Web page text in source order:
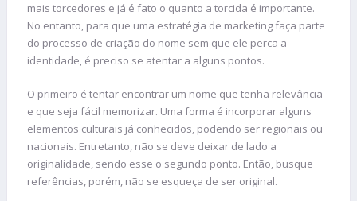
mais torcedores e já é fato o quanto a torcida é importante.
No entanto, para que uma estratégia de marketing faça parte
do processo de criação do nome sem que ele perca a
identidade, é preciso se atentar a alguns pontos.
O primeiro é tentar encontrar um nome que tenha relevância
e que seja fácil memorizar. Uma forma é incorporar alguns
elementos culturais já conhecidos, podendo ser regionais ou
nacionais. Entretanto, não se deve deixar de lado a
originalidade, sendo esse o segundo ponto. Então, busque
referências, porém, não se esqueça de ser original.